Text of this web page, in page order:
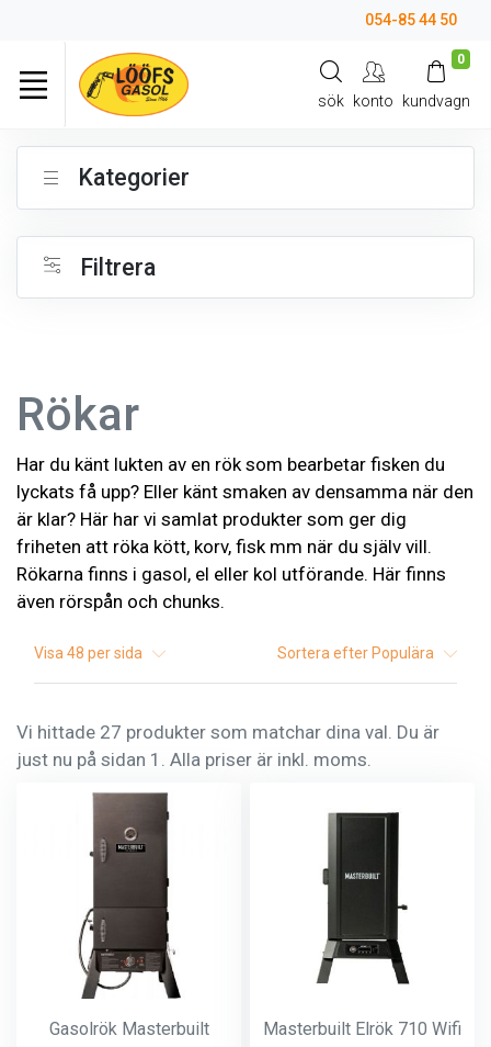
054-85 44 50
sök konto
0
kundvagn
Kategorier
Filtrera
Rökar
Har du känt lukten av en rök som bearbetar fisken du
lyckats få upp? Eller känt smaken av densamma när den
är klar? Här har vi samlat produkter som ger dig
friheten att röka kött, korv, fisk mm när du själv vill.
Rökarna finns i gasol, el eller kol utförande. Här finns
även rörspån och chunks.
Visa48 per sida Sortera efter Populära
Vi hittade 27 produkter som matchar dina val. Du är
just nu på sidan 1. Alla priser är inkl. moms.
Gasolrök Masterbuilt
Masterbuilt Elrök 710 Wifi